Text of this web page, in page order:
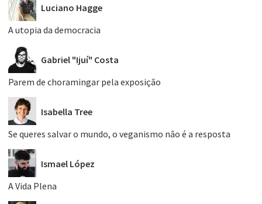
Luciano Hagge
A utopia da democracia
Gabriel "Ijuí" Costa
Parem de choramingar pela exposição
Isabella Tree
Se queres salvar o mundo, o veganismo não é a resposta
Ismael López
A Vida Plena